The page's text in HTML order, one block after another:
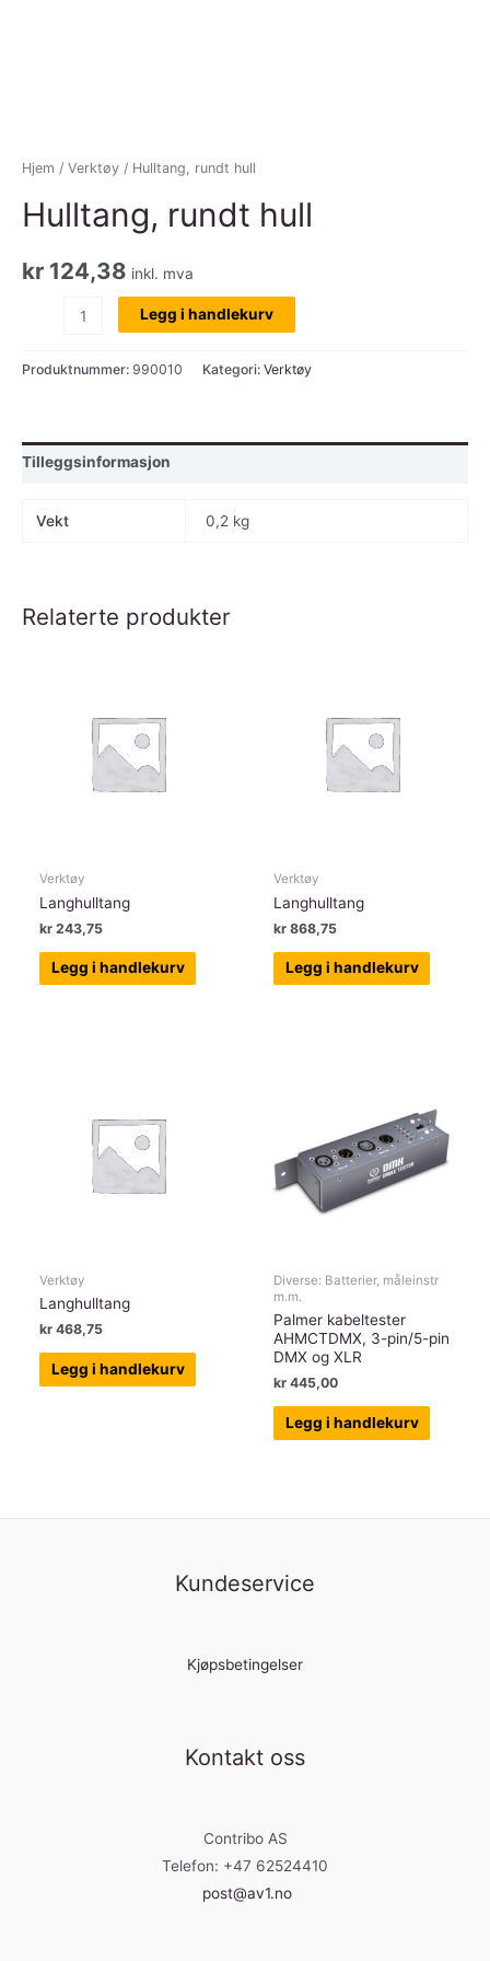
Hjem / Verktøy / Hulltang, rundt hull
Hulltang, rundt hull
kr 124,38 inkl. mva
Hulltang,
hull
Legg i handlekurv
Produktnummer: 990010 Kategori: Verktøy
Tilleggsinformasjon
Vekt 0,2 kg
Relaterte produkter
Verktøy
Langhulltang
kr 243,75
Legg i handlekurv
Verktøy
Langhulltang
kr 868,75
Legg i handlekurv
Verktøy
Langhulltang
kr 468,75
Legg i handlekurv
Diverse: Batterier, måleinstr
m.m.
Palmer kabeltester
AHMCTDMX, 3-pin/5-pin
DMX og XLR
kr 445,00
Legg i handlekurv
Kundeservice
Kjøpsbetingelser
Kontakt oss
Contribo AS
Telefon: +47 62524410
post@av1.no